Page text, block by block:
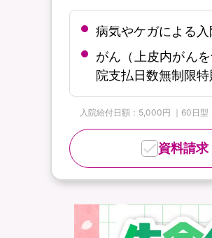
病気やケガによる
がん（上皮内がん
院支払日数無制限
入院給付日額：5,000円 ｜60日
資料請求